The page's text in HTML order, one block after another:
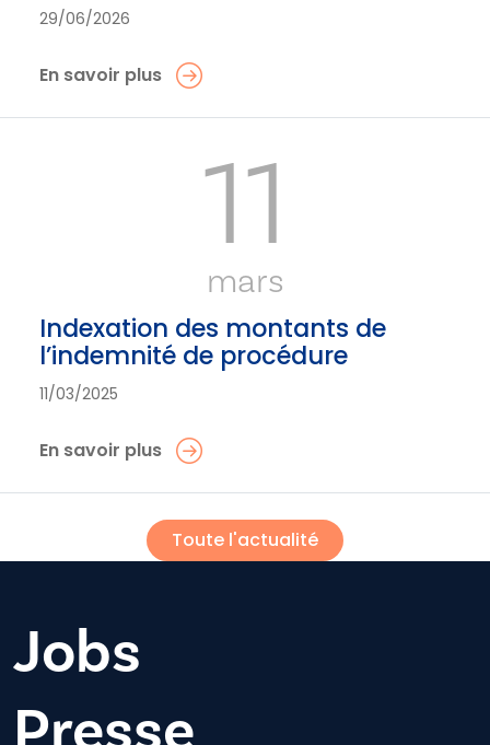
29/06/2026
En savoir plus
11
mars
Indexation des montants de
l’indemnité de procédure
11/03/2025
En savoir plus
Toute l'actualité
Jobs